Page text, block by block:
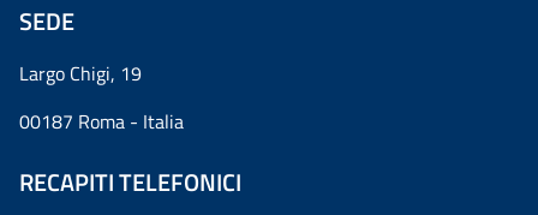
SEDE
Largo Chigi, 19
00187 Roma - Italia
RECAPITI TELEFONICI